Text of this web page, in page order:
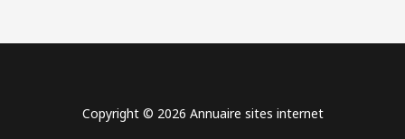
Copyright © 2026 Annuaire sites internet